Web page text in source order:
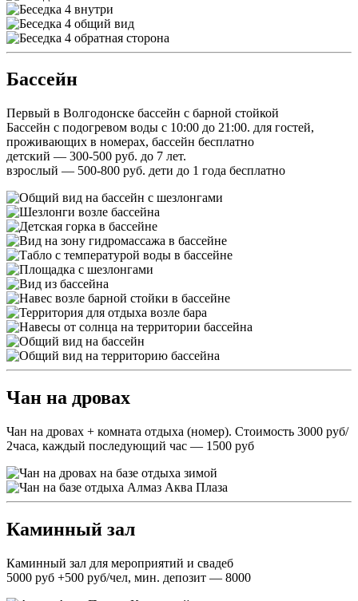
Бассейн
Первый в Волгодонске бассейн с барной стойкой
Бассейн с подогревом воды с 10:00 до 21:00. для гостей,
проживающих в номерах, бассейн бесплатно
детский — 300-500 руб. до 7 лет.
взрослый — 500-800 руб. дети до 1 года бесплатно
Чан на дровах
Чан на дровах + комната отдыха (номер). Стоимость 3000 руб/
2часа, каждый последующий час — 1500 руб
Каминный зал
Каминный зал для мероприятий и свадеб
5000 руб +500 руб/чел, мин. депозит — 8000